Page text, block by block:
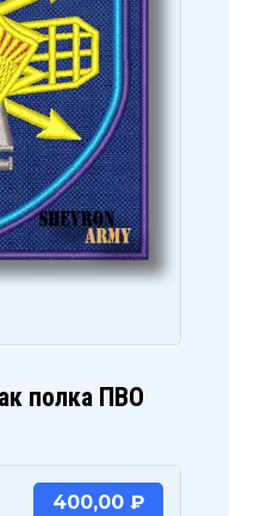
полка ПВО
400,00 ₽